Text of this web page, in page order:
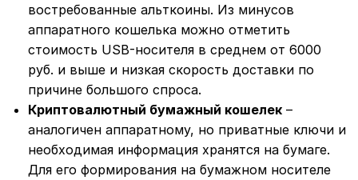
востребованные альткоины. Из минусов
аппаратного кошелька можно отметить
стоимость USB-носителя в среднем от 6000
руб. и выше и низкая скорость доставки по
причине большого спроса.
Криптовалютный бумажный кошелек –
аналогичен аппаратному, но приватные ключи и
необходимая информация хранятся на бумаге.
Для его формирования на бумажном носителе